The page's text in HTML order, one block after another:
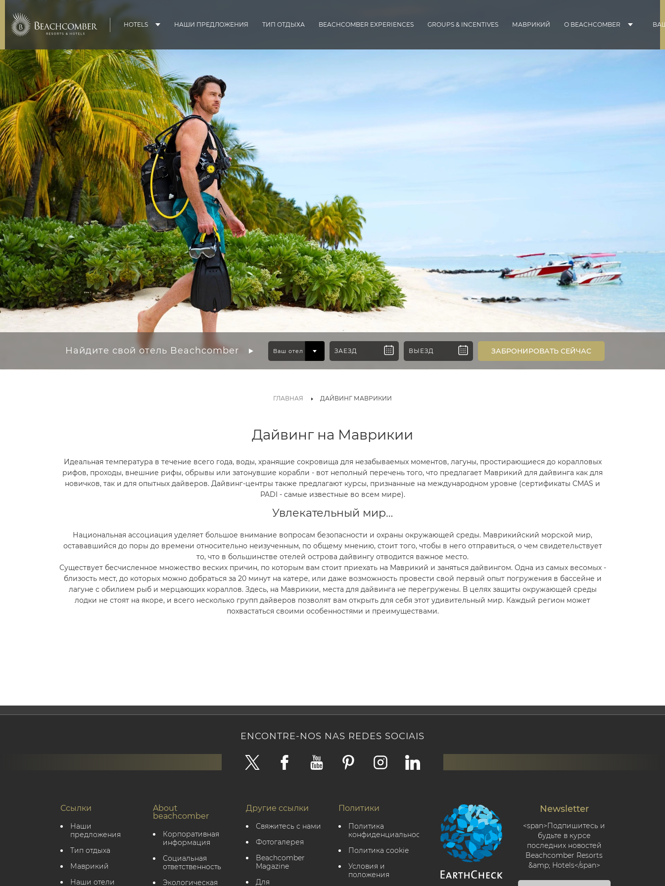
HOTELS НАШИ ПРЕДЛОЖЕНИЯ ТИП ОТДЫХА BEACHCOMBER EXPERIENCES GROUPS & INCENTIVES МАВРИКИЙ О BEACHCOMBER
Найдите свой отель Beachcomber ЗАБРОНИРОВАТЬ СЕЙЧАС
ГЛАВНАЯ ДАЙВИНГ МАВРИКИИ
Дайвинг на Маврикии
Идеальная температура в течение всего года, воды, хранящие сокровища для незабываемых моментов, лагуны, простирающиеся до коралловых
рифов, проходы, внешние рифы, обрывы или затонувшие корабли - вот неполный перечень того, что предлагает Маврикий для дайвинга как для
новичков, так и для опытных дайверов. Дайвинг-центры также предлагают курсы, признанные на международном уровне (сертификаты CMAS и
PADI - самые известные во всем мире).
Увлекательный мир…
Национальная ассоциация уделяет большое внимание вопросам безопасности и охраны окружающей среды. Маврикийский морской мир,
остававшийся до поры до времени относительно неизученным, по общему мнению, стоит того, чтобы в него отправиться, о чем свидетельствует
то, что в большинстве отелей острова дайвингу отводится важное место.
Существует бесчисленное множество веских причин, по которым вам стоит приехать на Маврикий и заняться дайвингом. Одна из самых весомых -
близость мест, до которых можно добраться за 20 минут на катере, или даже возможность провести свой первый опыт погружения в бассейне и
лагуне с обилием рыб и мерцающих кораллов. Здесь, на Маврикии, места для дайвинга не перегружены. В целях защиты окружающей среды
лодки не стоят на якоре, и всего несколько групп дайверов позволят вам открыть для себя этот удивительный мир. Каждый регион может
похвастаться своими особенностями и преимуществами.
ENCONTRE-NOS NAS REDES SOCIAIS
Ссылки
Наши
предложения
Тип отдыха
Маврикий
Наши отели
About
beachcomber
Корпоративная
информация
Социальная
ответственность
Экологическая
Другие ссылки
Свяжитесь с нами
Фотогалерея
Beachcomber
Magazine
Для
Политики
политика
конфиденциальности
Политика cookie
Условия и
положения
Newsletter
<span>Подпишитесь и
будьте в курсе
последних новостей
Beachcomber Resorts
&amp; Hotels</span>